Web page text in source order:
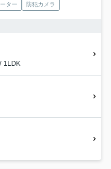
ター 防犯カメラ
1LDK